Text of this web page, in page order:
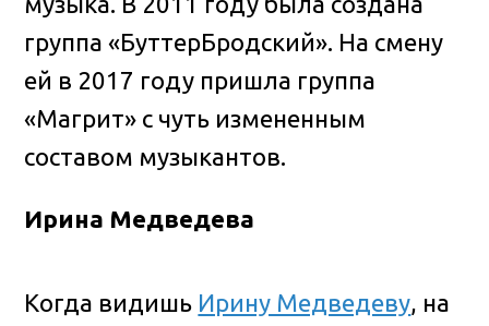
группа «БуттерБродский». На смену
ей в 2017 году пришла группа
«Магрит» с чуть измененным
составом музыкантов.
Ирина Медведева
Когда видишь Ирину Медведеву, на